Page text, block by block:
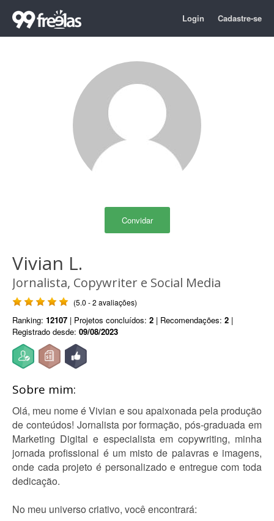
Login Cadastre-se
Convidar
Vivian L.
Jornalista, Copywriter e Social Media
(5.0 - 2 avaliações)
Ranking: 12107 | Projetos concluídos: 2 | Recomendações: 2 |
Registrado desde: 09/08/2023
Sobre mim:
Olá, meu nome é Vivian e sou apaixonada pela produção
de conteúdos! Jornalista por formação, pós-graduada em
Marketing Digital e especialista em copywriting, minha
jornada profissional é um misto de palavras e imagens,
onde cada projeto é personalizado e entregue com toda
dedicação.
No meu universo criativo, você encontrará: